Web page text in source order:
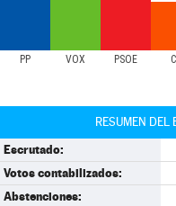
PP VOX PSOE
RESUMEN DEL
Escrutado:
Votos contabilizados:
Abstenciones: